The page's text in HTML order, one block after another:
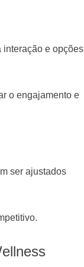
interação e opções
o engajamento e
ser ajustados